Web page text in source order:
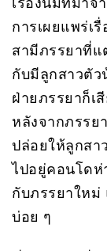
เรื่องนี้มีที่มาจ
การเผยแพร่เ
สามีภรรยาที่
กับมีลูกสาวตั
ฝ่ายภรรยาก็เ
หลังจากภรรย
ปล่อยให้ลูกสา
ไปอยู่คอนโดห่
กับภรรยาใหม่
บ่อย ๆ